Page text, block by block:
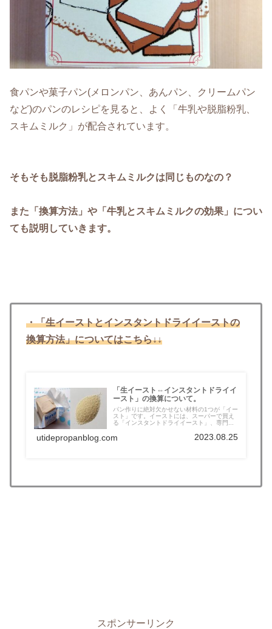
食パンや菓子パン(メロンパン、あんパン、クリームパン
など)のパンのレシピを見ると、よく「牛乳や脱脂粉乳、
スキムミルク」が配合されています。
そもそも脱脂粉乳とスキムミルクは同じものなの？
また「換算方法」や「牛乳とスキムミルクの効果」につい
ても説明していきます。
・「生イーストとインスタントドライイーストの
換算方法」についてはこちら↓↓
「生イースト⇔インスタントドライイ
ースト」の換算について。
パン作りに絶対欠かせない材料の1つが「イー
スト」です。イーストには、スーパーで買え
る「インスタントドライイースト」、専門...
utidepropanblog.com 2023.08.25
スポンサーリンク